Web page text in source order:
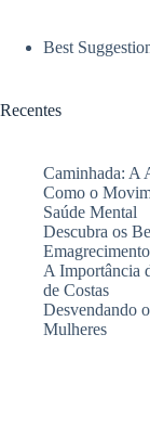
Best
Recentes
Caminhada: A
Como o
Saúde Mental
Descubra os
A Importância
de Costas
Desvendando
Mulheres